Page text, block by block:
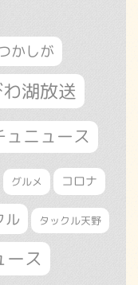
かしが
湖放送
ュニュース
グルメ コロナ
ル タックル天野
ース